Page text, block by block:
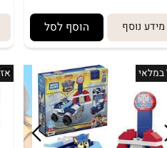
5₪+
נוסף הוסף לסל